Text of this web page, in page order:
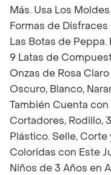
Más. Usa Los
Formas de Disfraces
Las Botas de
9 Latas de
Onzas de Rosa Claro
Oscuro, Blanco,
También Cuenta
Cortadores, Rodillo,
Plástico. Selle,
Coloridas con Este
Niños de 3 Años en